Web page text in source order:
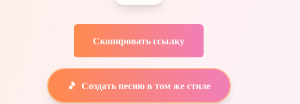
Скопировать ссылку
🎵 Создать песню в том же стиле